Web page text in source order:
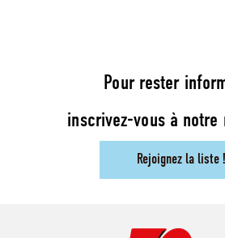
Pour rester
inscrivez-vous à notre
Rejoignez la liste !